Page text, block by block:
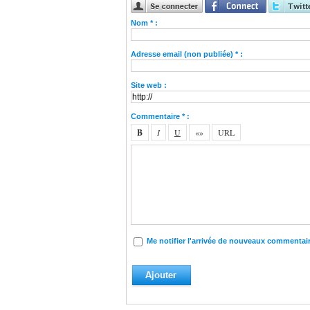
Nom * :
Adresse email (non publiée) * :
Site web :
Commentaire * :
Me notifier l'arrivée de nouveaux